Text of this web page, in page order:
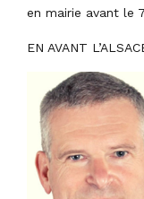
en mairie avant le
EN AVANT